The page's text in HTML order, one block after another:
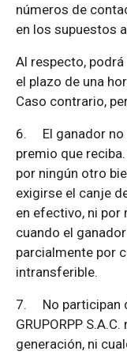
números de
en los supuestos
Al respecto,
el plazo de una
Caso contrario,
6. El ganador
premio que
por ningún otro
exigirse el canje
en efectivo, ni por
cuando el
parcialmente por
intransferible.
7. No participan
GRUPORPP
generación, ni